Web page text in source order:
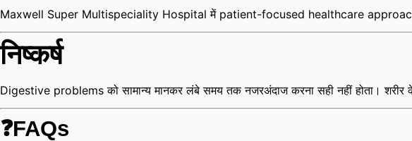
Maxwell Super Multispeciality Hospital में patient-focused healthcare
निष्कर्ष
Digestive problems को सामान्य मानकर लंबे समय तक नजरअंदाज करना सही नहीं होता।
❓FAQs